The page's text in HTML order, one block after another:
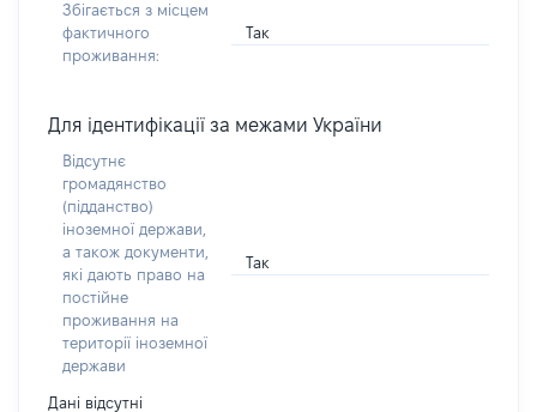
Збігається з місцем
фактичного
проживання:
Так
Для ідентифікації за межами України
Відсутнє
громадянство
(підданство)
іноземної держави,
а також документи,
які дають право на
постійне
проживання на
території іноземної
держави
Так
Дані відсутні